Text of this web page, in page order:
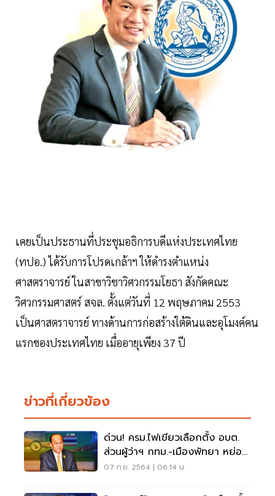
เคยเป็นประธานที่ประชุมอธิการบดีแห่งประเทศไทย
(ทปอ.) ได้รับการโปรดเกล้าฯ ให้ดำรงตำแหน่ง
ศาสตราจารย์ ในสาขาวิชาวิศวกรรมโยธา สังกัดคณะ
วิศวกรรมศาสตร์ สจล. ตั้งแต่วันที่ 12 พฤษภาคม 2553
เป็นศาสตราจารย์ ทางด้านการก่อสร้างใต้ดินและอุโมงค์คน
แรกของประเทศไทย เมื่ออายุเพียง 37 ปี
ข่าวที่เกี่ยวข้อง
ด่วน! ครม.ไฟเขียวเลือกตั้ง อบต.
ส่วนผู้ว่าฯ กทม.-เมืองพัทยา หย่อน
บัตรปีหน้า
07 ก.ย. 2564 | 06:14 น.